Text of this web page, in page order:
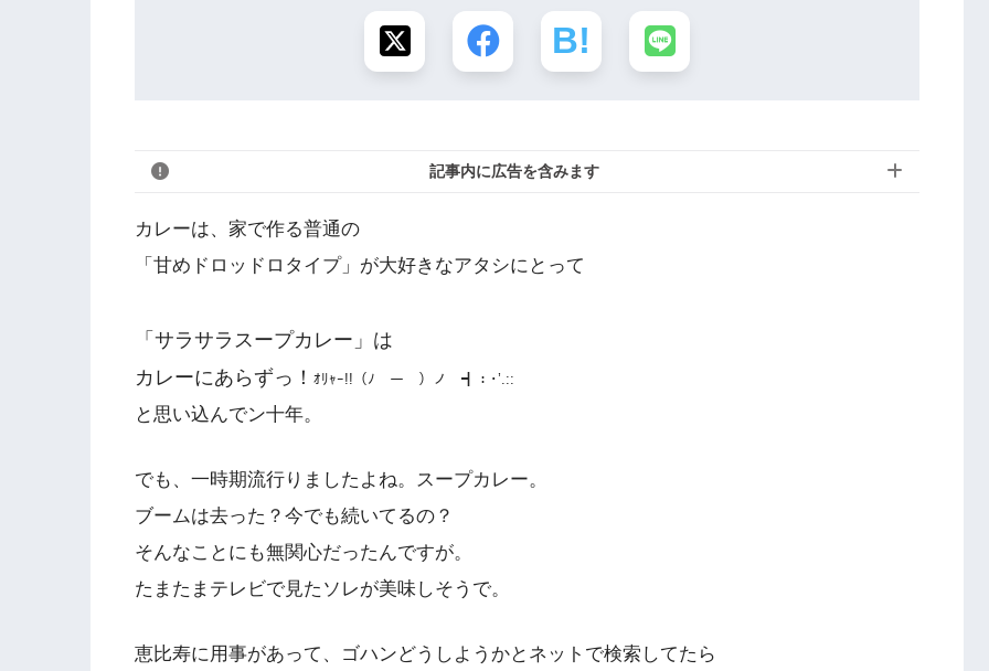
記事内に広告を含みます
カレーは、家で作る普通の
「甘めドロッドロタイプ」が大好きなアタシにとって
「サラサラスープカレー」は
カレーにあらずっ！ ｵﾘｬｰ!!（ﾉ￣ー￣）ノ ┫：･’.::
と思い込んでン十年。
でも、一時期流行りましたよね。スープカレー。
ブームは去った？今でも続いてるの？
そんなことにも無関心だったんですが。
たまたまテレビで見たソレが美味しそうで。
恵比寿に用事があって、ゴハンどうしようかとネットで検索してたら